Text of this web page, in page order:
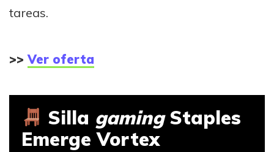
tareas.
>>Ver oferta
Silla gamingStaples
Emerge Vortex